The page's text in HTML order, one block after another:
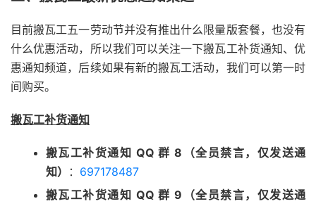
目前搬瓦工五一劳动节并没有推出什么限量版套餐，也没有
什么优惠活动，所以我们可以关注一下搬瓦工补货通知、优
惠通知频道，后续如果有新的搬瓦工活动，我们可以第一时
间购买。
搬瓦工补货通知
搬瓦工补货通知 QQ 群 8（全员禁言，仅发送通
知）
： 697178487
搬瓦工补货通知 QQ 群 9（全员禁言，仅发送通